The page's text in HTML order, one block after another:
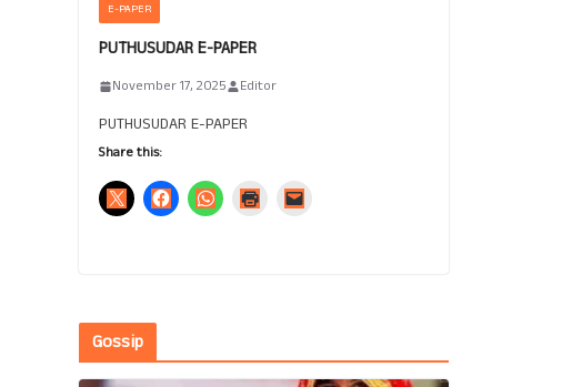
E-PAPER
PUTHUSUDAR E-PAPER
November 17, 2025 Editor
PUTHUSUDAR E-PAPER
Share this:
Gossip